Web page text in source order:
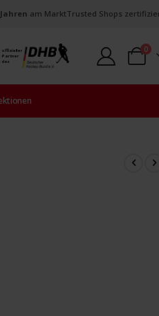
Jahren am MarktTrusted Shops
offizieller
Partner
des
0